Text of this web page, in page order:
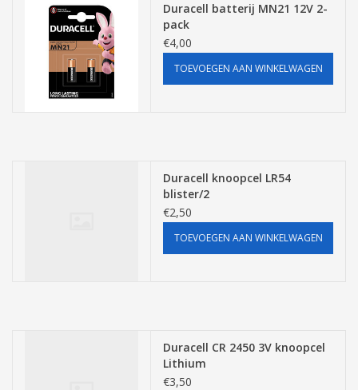
Duracell batterij MN21 12V 2-
pack
€4,00
TOEVOEGEN AAN WINKELWAGEN
Duracell knoopcel LR54
blister/2
€2,50
TOEVOEGEN AAN WINKELWAGEN
Duracell CR 2450 3V knoopcel
Lithium
€3,50